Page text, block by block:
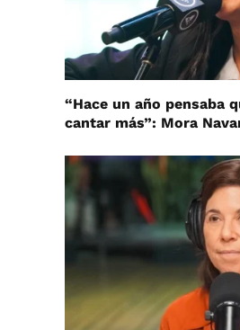
“Hace un año pensaba
cantar más”: Mora